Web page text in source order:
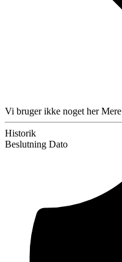
Vi bruger ikke noget her
Historik
Beslutning Dato